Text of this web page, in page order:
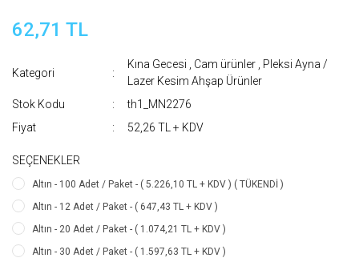
62,71 TL
Kategori
Kına Gecesi Cam ürünler
Pleksi Ayna /
Lazer Kesim Ahşap Ürünler
Stok Kodu
th1_MN2276
Fiyat
52,26 TL + KDV
SEÇENEKLER
Altın - 100 Adet / Paket - ( 5.226,10 TL + KDV ) ( TÜKENDİ )
Altın - 12 Adet / Paket - ( 647,43 TL + KDV )
Altın - 20 Adet / Paket - ( 1.074,21 TL + KDV )
Altın - 30 Adet / Paket - ( 1.597,63 TL + KDV )